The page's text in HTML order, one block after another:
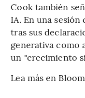
Cook también
IA. En una
tras sus
generativa como
un "crecimiento
Lea más en